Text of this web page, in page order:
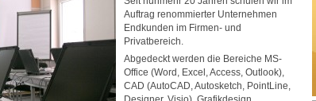
Auftrag renommierter Unternehmen
Endkunden im Firmen- und
Privatbereich.
Abgedeckt werden die Bereiche MS-
Office (Word, Excel, Access, Outlook),
CAD (AutoCAD, Autosketch, PointLine,